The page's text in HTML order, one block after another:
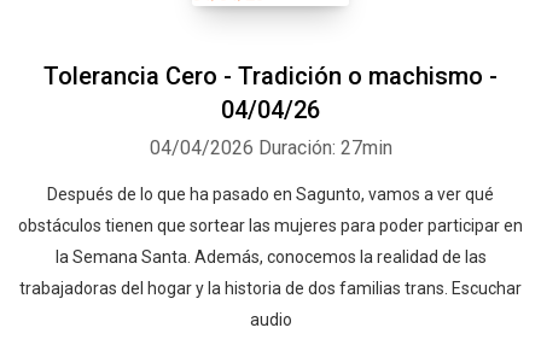
Tolerancia Cero - Tradición o machismo -
04/04/26
04/04/2026 Duración: 27min
Después de lo que ha pasado en Sagunto, vamos a ver qué
obstáculos tienen que sortear las mujeres para poder participar en
la Semana Santa. Además, conocemos la realidad de las
trabajadoras del hogar y la historia de dos familias trans. Escuchar
audio